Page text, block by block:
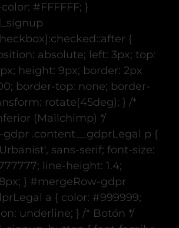
#FFFFFF; }
{
absolute; left: 3px; top:
height: 9px; border: 2px
border-top: none; border-
rotate(45deg); } /*
(Mailchimp) */
.content__gdprLegal p {
sans-serif; font-size:
line-height: 1.4;
} #mergeRow-gdpr
a { color: #999999;
underline; } /* Botón */